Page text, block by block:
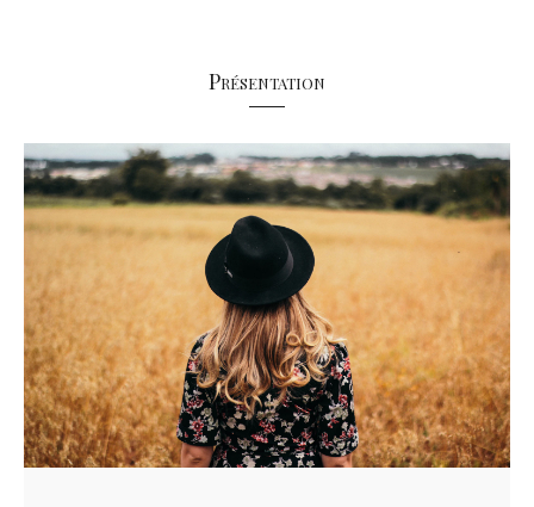
Présentation